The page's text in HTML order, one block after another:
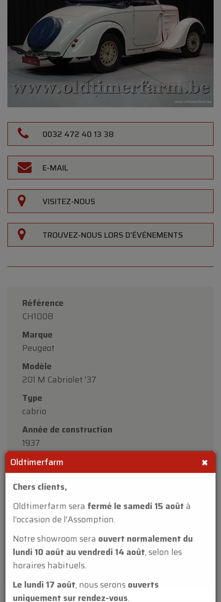
0032 472 40 13 38
E-MAIL
VISITEZ-NOUS
TROUVEZ-NOUS LORS D'ÉVÉNEMENTS
Référence
CH1008
Marque
Peugeot
Modèle
201 M Cabriolet '37
Type
cabrio
Année de construction
1937
KM
3212
Cylindrée
1122
Boîte de vitesses
manuelle
Conduite
conduite à gauche
×
Chers clients,
Oldtimerfarm serafermé le samedi 15 août
l'occasion de l'Assomption.
Notre showroom seraouvert normalement du
lundi 10 août au vendredi 14 août
horaires habituels.